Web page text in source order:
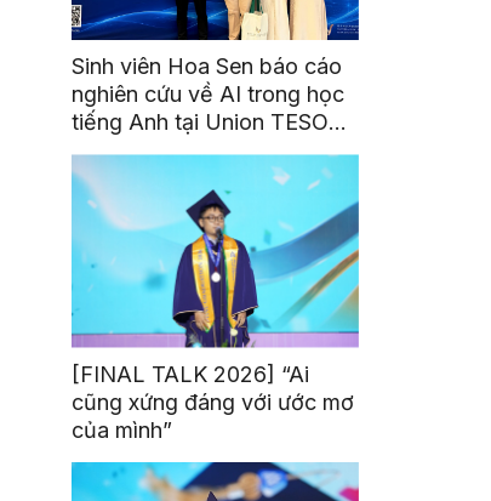
Sinh viên Hoa Sen báo cáo
nghiên cứu về AI trong học
tiếng Anh tại Union TESOL
2026 ở Singapore
[FINAL TALK 2026] “Ai
cũng xứng đáng với ước mơ
của mình”